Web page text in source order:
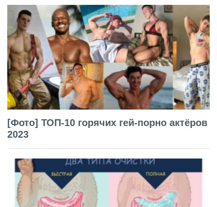
[Фото] ТОП-10 горячих гей-порно актёров
2023